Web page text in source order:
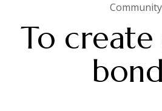
Community
To